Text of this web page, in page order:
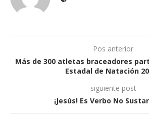
Pos anterior
Más de 300 atletas braceadores
Estadal de Natación
siguiente post
¡Jesús! Es Verbo No